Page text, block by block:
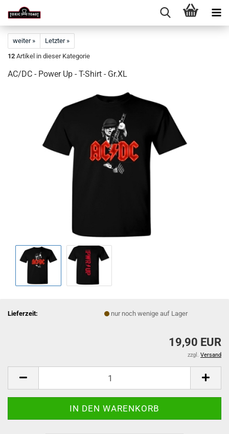
weiter »
Letzter »
12 Artikel in dieser Kategorie
AC/DC - Power Up - T-Shirt - Gr.XL
Lieferzeit: nur noch wenige auf Lager
19,90 EUR
zzgl. Versand